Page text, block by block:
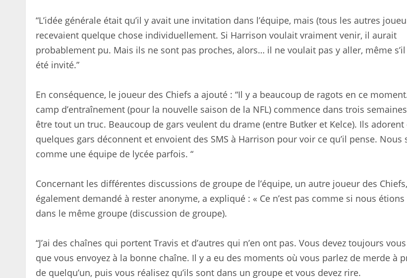
“L’idée générale était qu’il y avait une invitation dans l’équipe, mais (tous les autres
recevaient quelque chose individuellement. Si Harrison voulait vraiment venir, il aurait
probablement pu. Mais ils ne sont pas proches, alors… il ne voulait pas y aller, même
été invité.”
En conséquence, le joueur des Chiefs a ajouté : “Il y a beaucoup de ragots en ce
camp d’entraînement (pour la nouvelle saison de la NFL) commence dans trois
être tout un truc. Beaucoup de gars veulent du drame (entre Butker et Kelce). Ils adorent
quelques gars déconnent et envoient des SMS à Harrison pour voir ce qu’il pense. Nous
comme une équipe de lycée parfois. “
Concernant les différentes discussions de groupe de l’équipe, un autre joueur des
également demandé à rester anonyme, a expliqué : « Ce n’est pas comme si nous
dans le même groupe (discussion de groupe).
“J’ai des chaînes qui portent Travis et d’autres qui n’en ont pas. Vous devez toujours
que vous envoyez à la bonne chaîne. Il y a eu des moments où vous parlez de merde à
de quelqu’un, puis vous réalisez qu’ils sont dans un groupe et vous devez rire.